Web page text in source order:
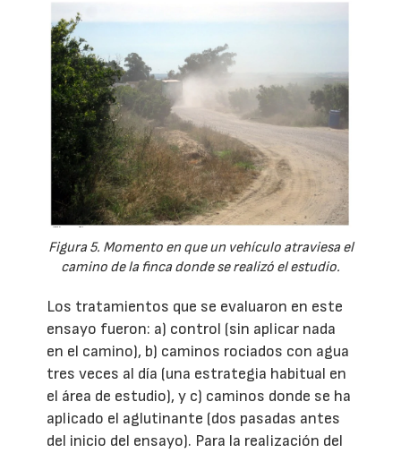
Figura 5. Momento en que un vehículo atraviesa el
camino de la finca donde se realizó el estudio.
Los tratamientos que se evaluaron en este
ensayo fueron: a) control (sin aplicar nada
en el camino), b) caminos rociados con agua
tres veces al día (una estrategia habitual en
el área de estudio), y c) caminos donde se ha
aplicado el aglutinante (dos pasadas antes
del inicio del ensayo). Para la realización del